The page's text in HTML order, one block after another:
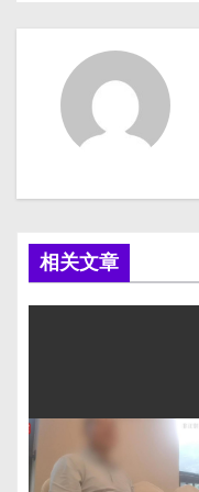
章
导
航
相关文章